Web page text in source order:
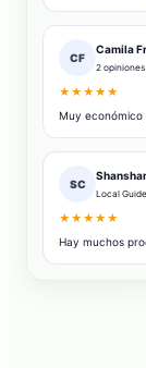
CF
Camila
2
★★★★★
Muy económico
SC
Local
★★★★★
Hay muchos